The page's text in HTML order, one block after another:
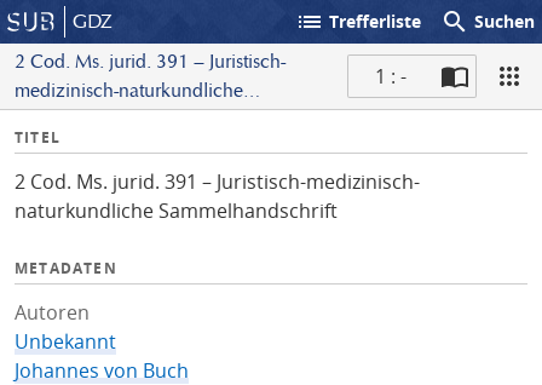
GDZ list Trefferliste search Suchen
2 Cod. Ms. jurid. 391 – Juristisch-
medizinisch-naturkundliche
1 : -
I
f
o
TITEL
2 Cod. Ms. jurid. 391 – Juristisch-medizinisch-
naturkundliche Sammelhandschrift
METADATEN
Autoren
Unbekannt
Johannes von Buch